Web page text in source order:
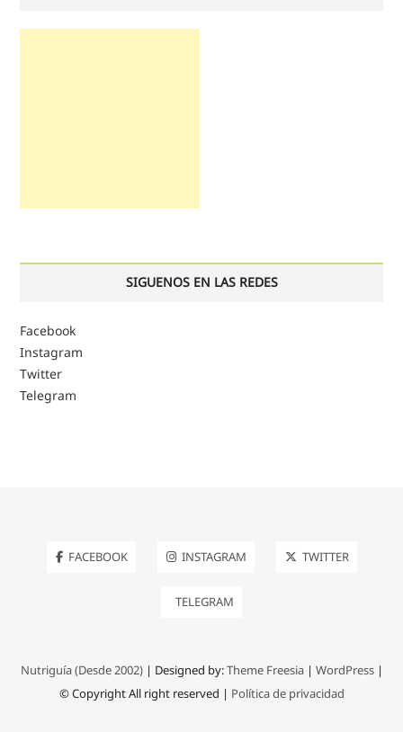
SIGUENOS EN LAS REDES
Facebook
Instagram
Twitter
Telegram
FACEBOOK INSTAGRAM TWITTER
TELEGRAM
Nutriguía (Desde 2002)| Designed by:Theme Freesia| WordPress|
© Copyright All right reserved | Política de privacidad